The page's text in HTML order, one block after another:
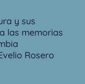
y sus
las memorias
Rosero